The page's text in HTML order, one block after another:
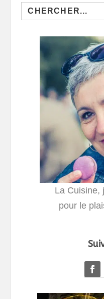
Search
for:
La Cuisine,
pour le